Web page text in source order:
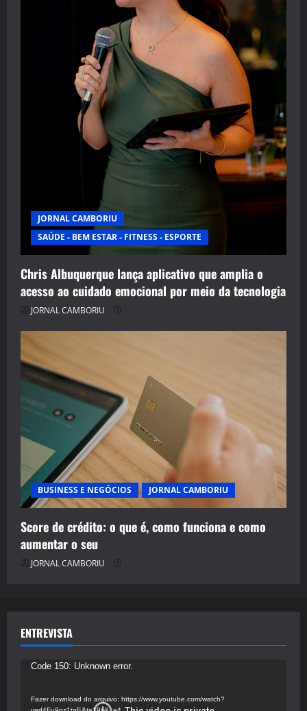
JORNAL CAMBORIU
SAÚDE - BEM ESTAR - FITNESS - ESPORTE
Chris Albuquerque lança aplicativo que amplia o
acesso ao cuidado emocional por meio da tecnologia
JORNAL CAMBORIU
BUSINESS E NEGÓCIOS JORNAL CAMBORIU
Score de crédito: o que é, como funciona e como
aumentar o seu
JORNAL CAMBORIU
ENTREVISTA
Tocador
vídeo
Code 150: Unknown error.
Fazer download do arquivo: https://www.youtube.com/watch?